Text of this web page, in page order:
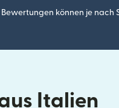
können je nach
Italien